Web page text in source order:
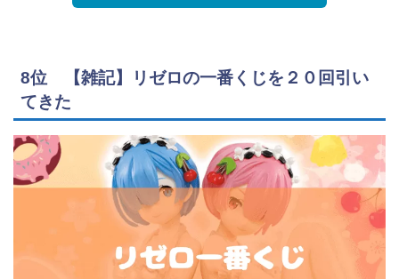
8位 【雑記】リゼロの一番くじを２０回引い
てきた